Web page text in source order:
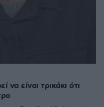
να είναι τρικάκι ότι